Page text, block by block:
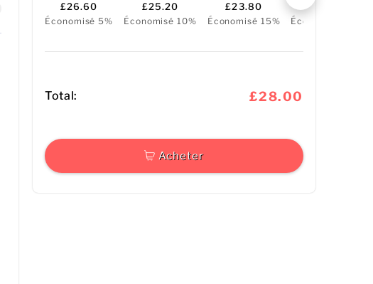
£26.60
Économisé 5%
£25.20
Économisé 10%
£23.80
Économisé 15%
£22.40
Économisé 20%
Total: £28.00
Acheter